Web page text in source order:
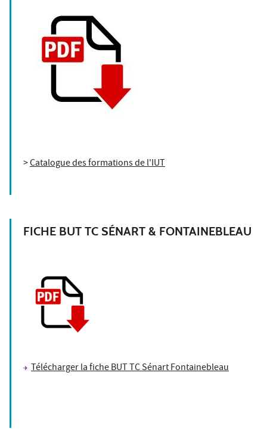
>Catalogue des formations de l'IUT
FICHE BUT TC SÉNART & FONTAINEBLEAU
Télécharger la fiche BUT TC Sénart Fontainebleau